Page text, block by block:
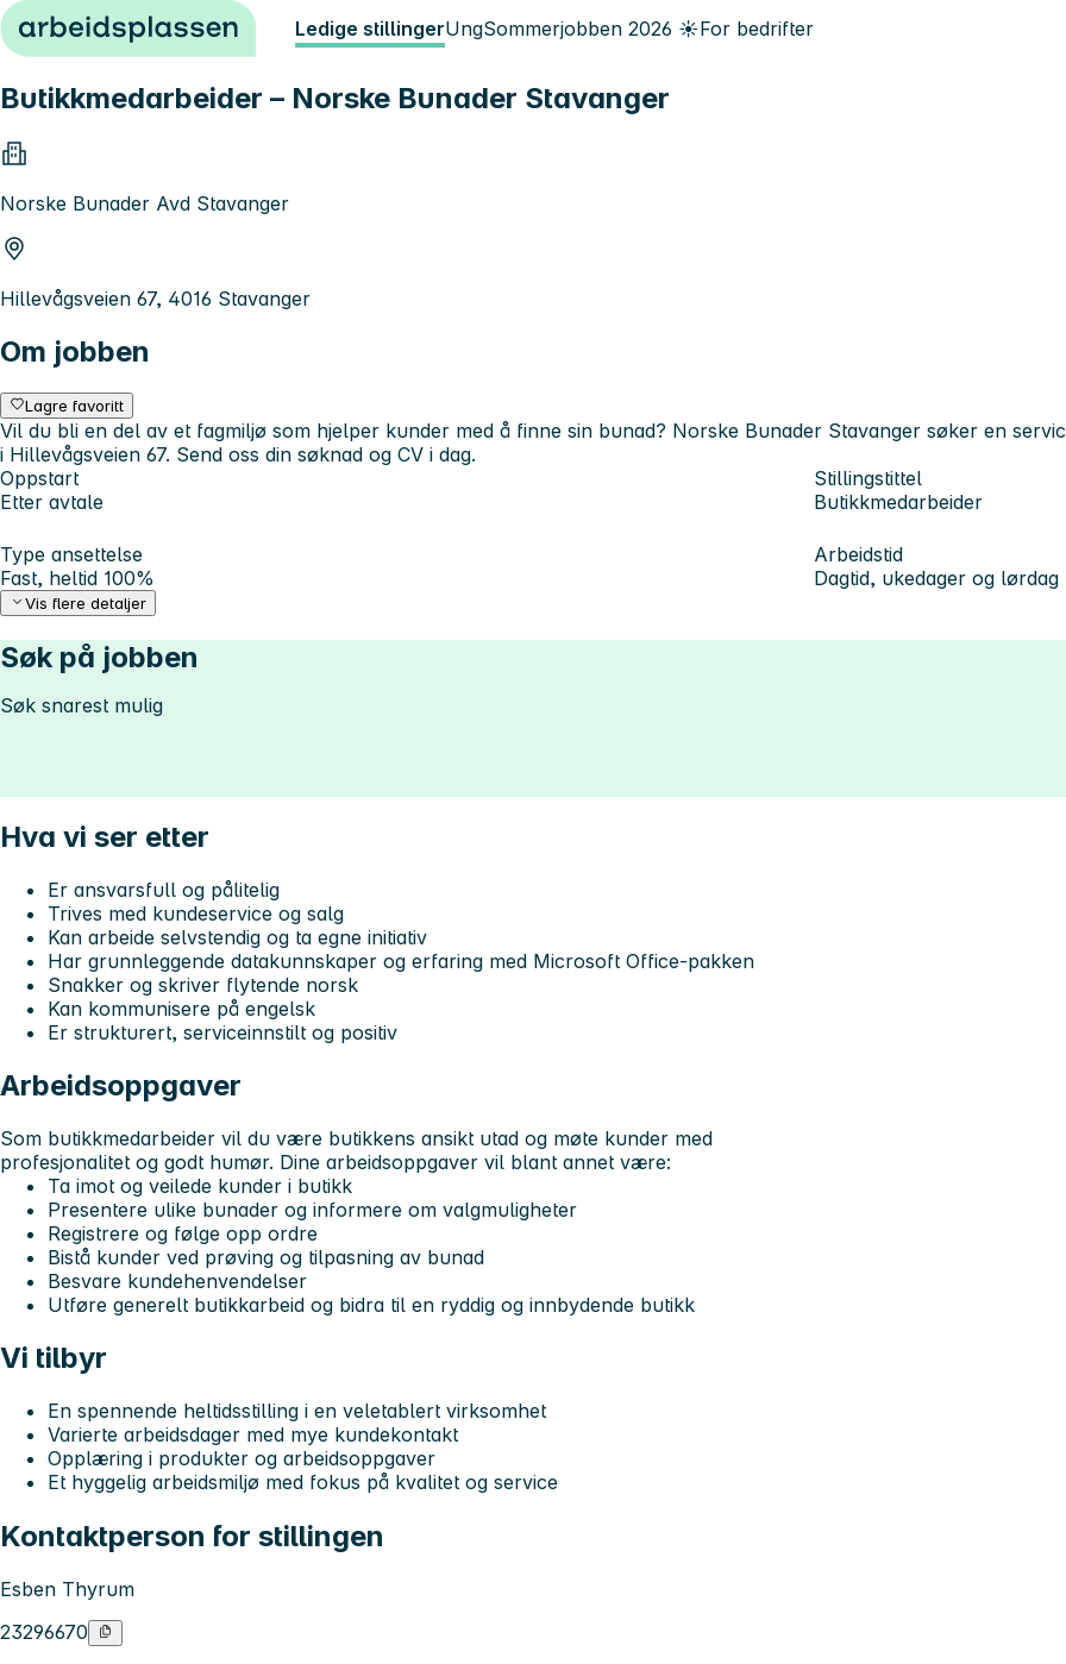
Hopp til innhold Ledige stillingerUngSommerjobben 2026 ☀️For bedrifter
Butikkmedarbeider – Norske Bunader Stavanger
Norske Bunader Avd Stavanger
Hillevågsveien 67, 4016 Stavanger
Om jobben
Lagre favoritt
Vil du bli en del av et fagmiljø som hjelper kunder med å finne sin bunad? Norske Bunader Stavanger søker en
i Hillevågsveien 67. Send oss din søknad og CV i dag.
Oppstart
Etter avtale
Stillingstittel
Butikkmedarbeider
Type ansettelse
Fast, heltid 100%
Arbeidstid
Dagtid, ukedager og lørdag
Vis flere detaljer
Søk på jobben
Søk snarest mulig
Hva vi ser etter
Er ansvarsfull og pålitelig
Trives med kundeservice og salg
Kan arbeide selvstendig og ta egne initiativ
Har grunnleggende datakunnskaper og erfaring med Microsoft Office-pakken
Snakker og skriver flytende norsk
Kan kommunisere på engelsk
Er strukturert, serviceinnstilt og positiv
Arbeidsoppgaver
Som butikkmedarbeider vil du være butikkens ansikt utad og møte kunder med
profesjonalitet og godt humør. Dine arbeidsoppgaver vil blant annet være:
Ta imot og veilede kunder i butikk
Presentere ulike bunader og informere om valgmuligheter
Registrere og følge opp ordre
Bistå kunder ved prøving og tilpasning av bunad
Besvare kundehenvendelser
Utføre generelt butikkarbeid og bidra til en ryddig og innbydende butikk
Vi tilbyr
En spennende heltidsstilling i en veletablert virksomhet
Varierte arbeidsdager med mye kundekontakt
Opplæring i produkter og arbeidsoppgaver
Et hyggelig arbeidsmiljø med fokus på kvalitet og service
Kontaktperson for stillingen
Esben Thyrum
23296670